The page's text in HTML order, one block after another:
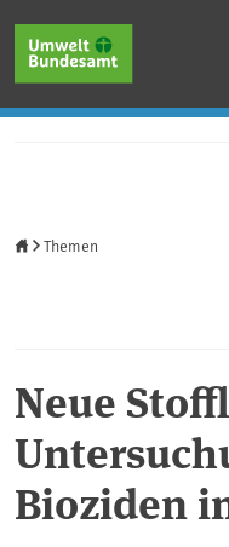
Themen
Neue
Bioziden